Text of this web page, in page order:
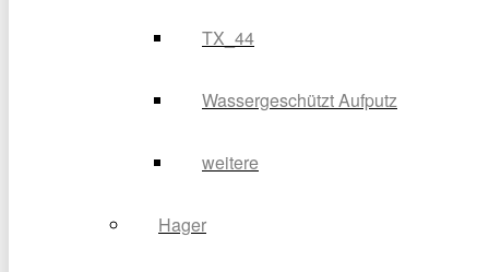
TX_44
Wassergeschützt Aufputz
weitere
Hager